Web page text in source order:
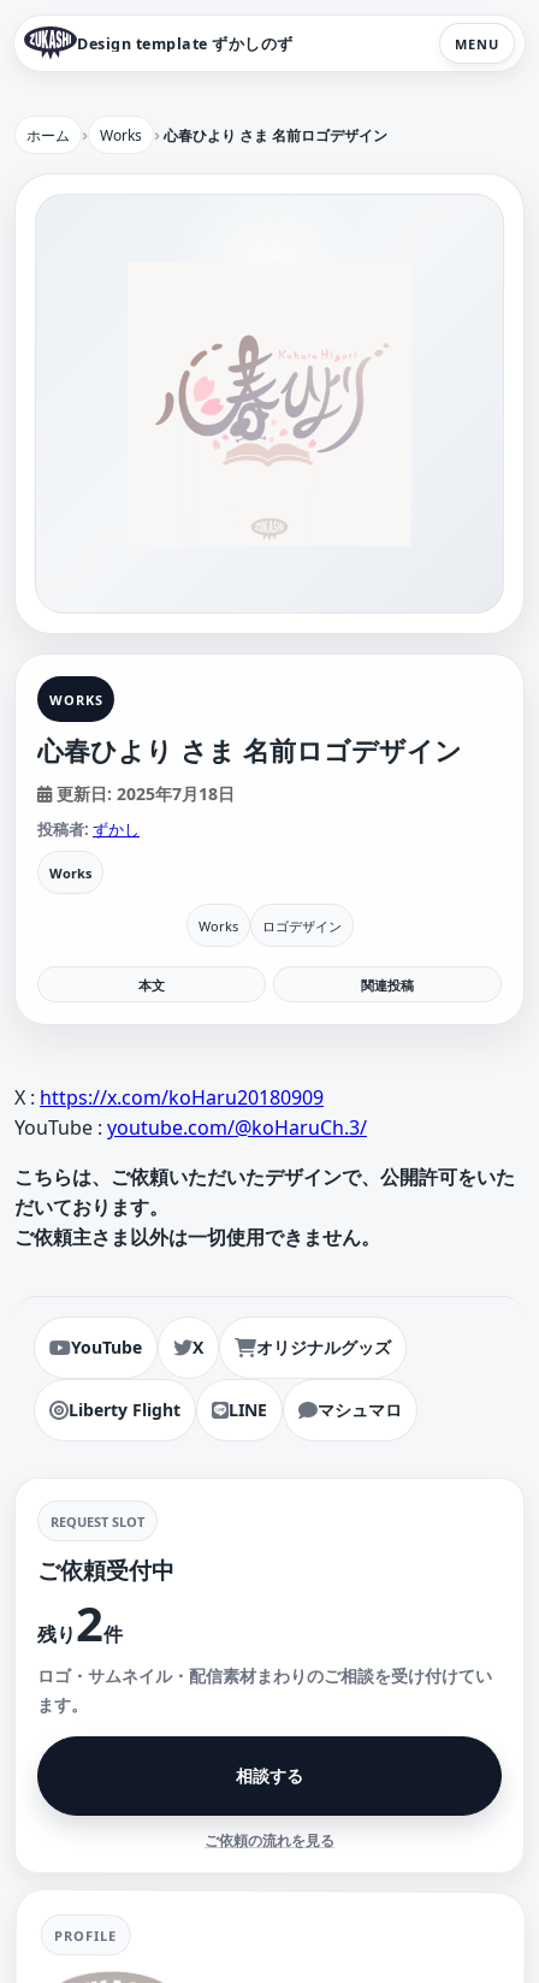
Design template ずかしのず MENU
ホーム Works 心春ひより さま 名前ロゴデザイン
WORKS
心春ひより さま 名前ロゴデザイン
更新日: 2025年7月18日
投稿者: ずかし
Works
Works ロゴデザイン
本文 関連投稿
X : https://x.com/koHaru20180909
YouTube : youtube.com/@koHaruCh.3/
こちらは、ご依頼いただいたデザインで、公開許可をいた
だいております。
ご依頼主さま以外は一切使用できません。
YouTube X オリジナルグッズ
Liberty Flight LINE マシュマロ
REQUEST SLOT
ご依頼受付中
残り2件
ロゴ・サムネイル・配信素材まわりのご相談を受け付けてい
ます。
相談する
ご依頼の流れを見る
PROFILE